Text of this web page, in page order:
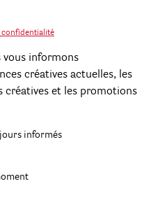
confidentialité
vous informons
créatives actuelles, les
créatives et les promotions
informés